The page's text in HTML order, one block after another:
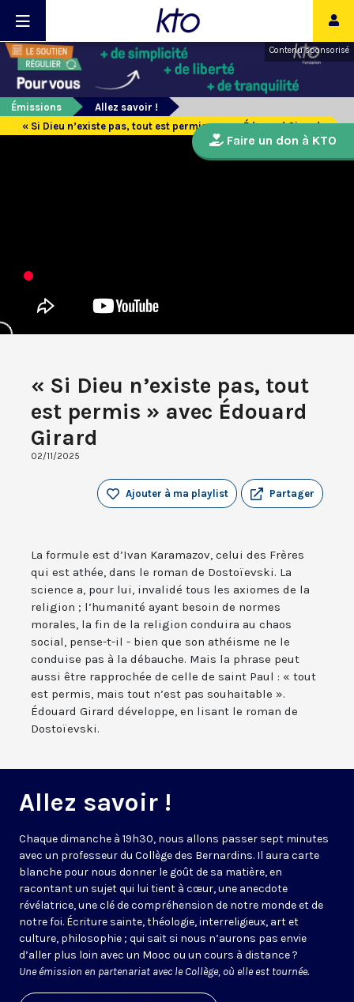
Contenu sponsorisé
Émissions
Allez savoir !
« Si Dieu n’existe pas, tout est permis » avec Édouard Girard
« Si Dieu n’existe pas, tout
est permis » avec Édouard
Girard
02/11/2025
Partager
Ajouter à ma playlist
La formule est d’Ivan Karamazov, celui des Frères
qui est athée, dans le roman de Dostoïevski. La
science a, pour lui, invalidé tous les axiomes de la
religion ; l’humanité ayant besoin de normes
morales, la fin de la religion conduira au chaos
social, pense-t-il - bien que son athéisme ne le
conduise pas à la débauche. Mais la phrase peut
aussi être rapprochée de celle de saint Paul : « tout
est permis, mais tout n’est pas souhaitable ».
Édouard Girard développe, en lisant le roman de
Dostoïevski.
Allez savoir !
Chaque dimanche à 19h30, nous allons passer sept minutes
avec un professeur du Collège des Bernardins. Il aura carte
blanche pour nous donner le goût de sa matière, en
racontant un sujet qui lui tient à cœur, une anecdote
révélatrice, une clé de compréhension de notre monde et de
notre foi. Écriture sainte, théologie, interreligieux, art et
culture, philosophie ; qui sait si nous n’aurons pas envie
d’aller plus loin avec un Mooc ou un cours à distance ?
Une émission en partenariat avec le Collège, où elle est tournée.
Faire un don à KTO